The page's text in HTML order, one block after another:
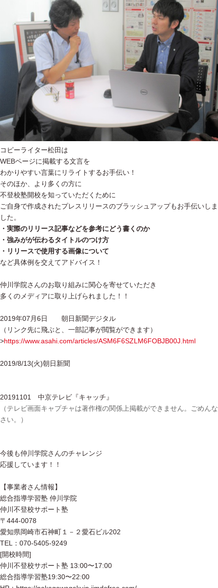
コピーライター松田は
WEBページに掲載する文言を
わかりやすい言葉にリライトするお手伝い！
そのほか、より多くの方に
不登校塾開校を知っていただくために
ご自身で作成されたプレスリリースのブラッシュアップもお手伝いしま
した。
・実際のリリース記事などを参考にどう書くのか
・強みがが伝わるタイトルのつけ方
・リリースで使用する画像について
など具体例を交えてアドバイス！
仲川学院さんのお取り組みに関心を寄せていただき
多くのメディアに取り上げられました！！
2019年07月6日 朝日新聞デジタル
（リンク先に飛ぶと、一部記事が閲覧ができます）
>https://www.asahi.com/articles/ASM6F6SZLM6FOBJB00J.html
2019/8/13(火)朝日新聞
20191101 中京テレビ『キャッチ』
（テレビ画面キャプチャは著作権の関係上掲載ができません。ごめんな
さい。）
今後も仲川学院さんのチャレンジ
応援しています！！
【事業者さん情報】
総合指導学習塾 仲川学院
仲川不登校サポート塾
〒444-0078
愛知県岡崎市石神町１－２愛石ビル202
TEL：070-5405-9249
[開校時間]
仲川不登校サポート塾 13:00〜17:00
総合指導学習塾19:30〜22:00